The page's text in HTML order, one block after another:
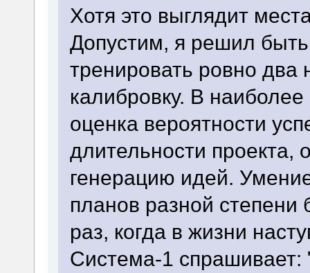
Хотя это выглядит
Допустим, я решил
тренировать ровно два
калибровку. В
оценка вероятности
длительности проекта,
генерацию идей.
планов разной
раз, когда в жизни
Система-1 спрашивает: